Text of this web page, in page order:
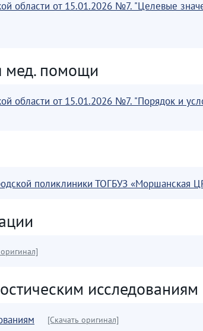
области от 15.01.2026 №7. "Целевые
мед. помощи
области от 15.01.2026 №7. "Порядок и
поликлиники ТОГБУЗ «Моршанская
исследованиям
[Скачать оригинал]